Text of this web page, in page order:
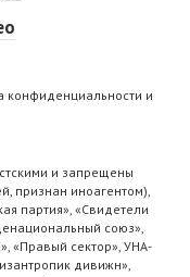
конфиденциальности и
и запрещены
признан иноагентом),
партия», «Свидетели
союз»,
«Правый сектор», УНА-
дивижн»,